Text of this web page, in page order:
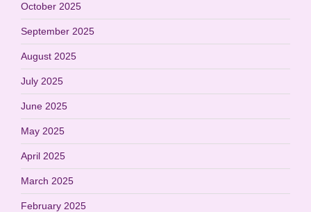
October 2025
September 2025
August 2025
July 2025
June 2025
May 2025
April 2025
March 2025
February 2025